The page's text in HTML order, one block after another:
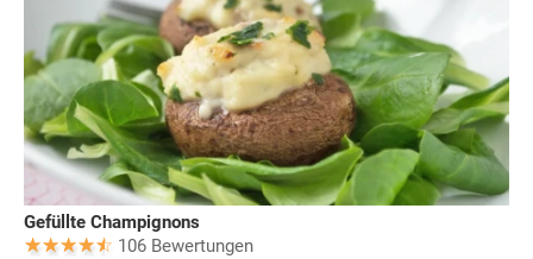
Gefüllte Champignons
106 Bewertungen